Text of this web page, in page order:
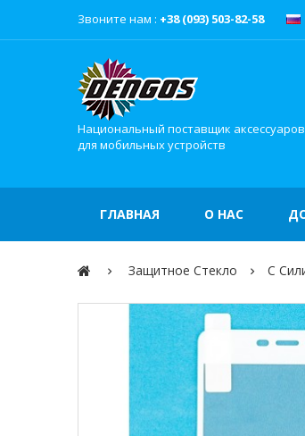
Звоните нам : +38 (093) 503-82-58
Национальный поставщик аксессуаров
для мобильных устройств
ГЛАВНАЯ О НАС
Защитное Стекло С